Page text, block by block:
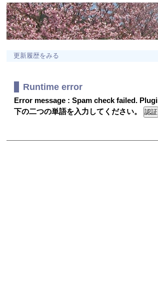
更新履歴をみる
Runtime error
Error message : Spam check failed.
下の二つの単語を入力してください。